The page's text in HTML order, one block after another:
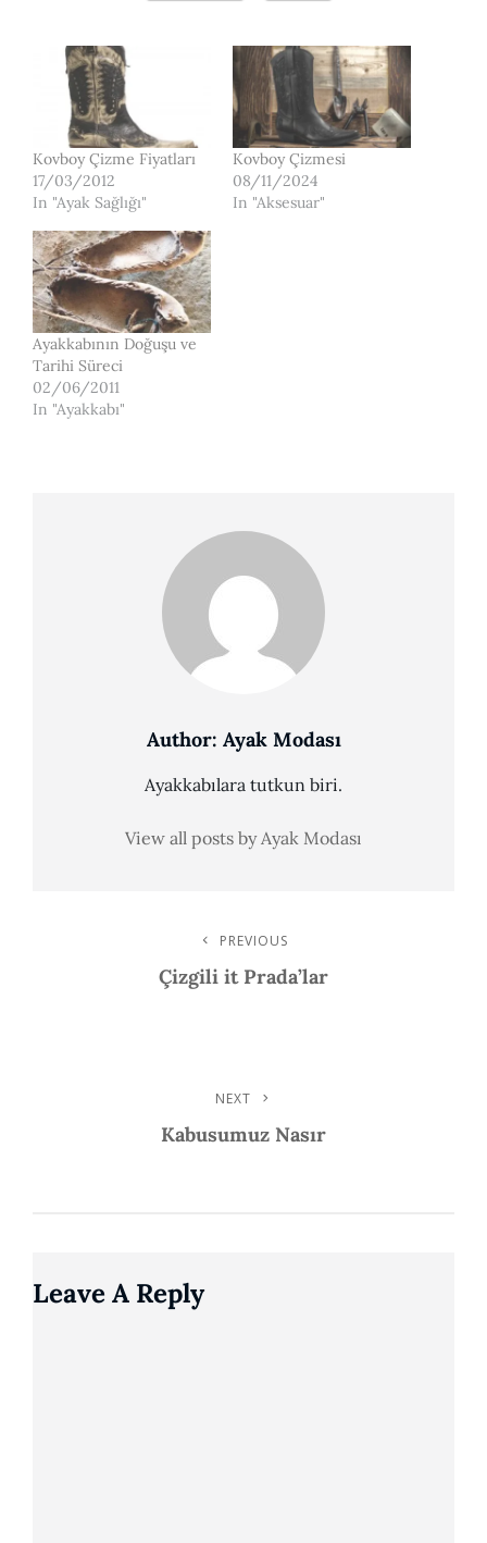
Kovboy Çizme Fiyatları
17/03/2012
In "Ayak Sağlığı"
Kovboy Çizmesi
08/11/2024
In "Aksesuar"
Ayakkabının Doğuşu ve
Tarihi Süreci
02/06/2011
In "Ayakkabı"
Author: Ayak Modası
Ayakkabılara tutkun biri.
View all posts by Ayak Modası
Navigation
PREVIOUS
Çizgili it Prada’lar
NEXT
Kabusumuz Nasır
Leave A Reply